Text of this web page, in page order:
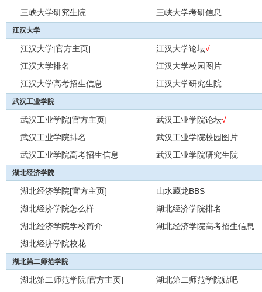
三峡大学研究生院 三峡大学考研信息
江汉大学
江汉大学[官方主页] 江汉大学论坛√
江汉大学排名
江汉大学校园图片
江汉大学高考招生信息
江汉大学研究生院
武汉工业学院
武汉工业学院[官方主页] 武汉工业学院论坛√
武汉工业学院排名
武汉工业学院校园图片
武汉工业学院高考招生信息
武汉工业学院研究生院
湖北经济学院
湖北经济学院[官方主页]
山水藏龙BBS
湖北经济学院怎么样
湖北经济学院排名
湖北经济学院学校简介
湖北经济学院高考招生信息
湖北经济学院校花
湖北第二师范学院
湖北第二师范学院[官方主页]
湖北第二师范学院贴吧